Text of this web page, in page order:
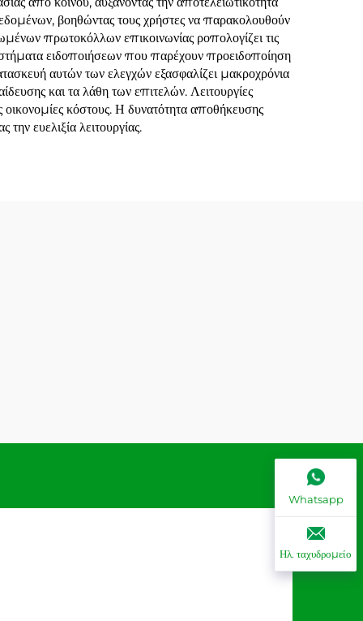
βοηθώντας τους χρήστες να παρακολουθούν
πρωτοκόλλων επικοινωνίας ροπολογίζει τις
ειδοποιήσεων που παρέχουν προειδοποίηση
αυτών των ελεγχών εξασφαλίζει μακροχρόνια
και τα λάθη των επιτελών. Λειτουργίες
οικονομίες κόστους. Η δυνατότητα αποθήκευσης
ευελιξία λειτουργίας.
Whatsapp
Ηλ. ταχυδρομείο